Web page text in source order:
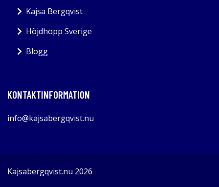
Kajsa Bergqvist
Höjdhopp Sverige
Blogg
KONTAKTINFORMATION
info@kajsabergqvist.nu
Kajsabergqvist.nu 2026